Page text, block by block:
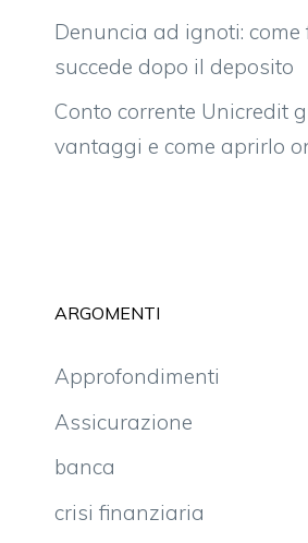
Denuncia ad ignoti: come
succede dopo il deposito
Conto corrente Unicredit
vantaggi e come aprirlo
ARGOMENTI
Approfondimenti
Assicurazione
banca
crisi finanziaria